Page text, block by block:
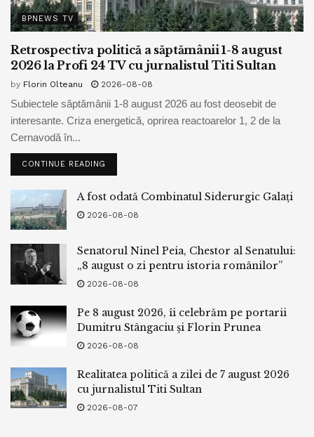
BPNEWS TV
Retrospectiva politică a săptămânii 1-8 august
2026 la Profi 24 TV cu jurnalistul Titi Sultan
by Florin Olteanu 2026-08-08
Subiectele săptămânii 1-8 august 2026 au fost deosebit de
interesante. Criza energetică, oprirea reactoarelor 1, 2 de la
Cernavodă în...
CONTINUE READING
A fost odată Combinatul Siderurgic Galați
2026-08-08
Senatorul Ninel Peia, Chestor al Senatului:
„8 august o zi pentru istoria românilor”
2026-08-08
Pe 8 august 2026, îi celebrăm pe portarii
Dumitru Stângaciu și Florin Prunea
2026-08-08
Realitatea politică a zilei de 7 august 2026
cu jurnalistul Titi Sultan
2026-08-07